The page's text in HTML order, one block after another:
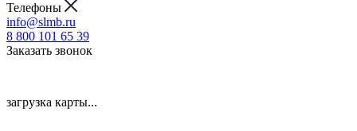
Телефоны
info@slmb.ru
8 800 101 65 39
Заказать звонок
загрузка карты...